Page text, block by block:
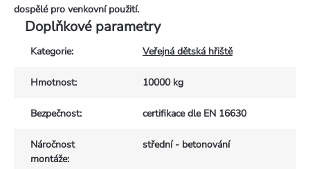
dospělé pro venkovní použití.
Doplňkové parametry
Kategorie: Veřejná dětská hřiště
Hmotnost: 10000 kg
Bezpečnost: certifikace dle EN 16630
Náročnost
montáže:
střední - betonování